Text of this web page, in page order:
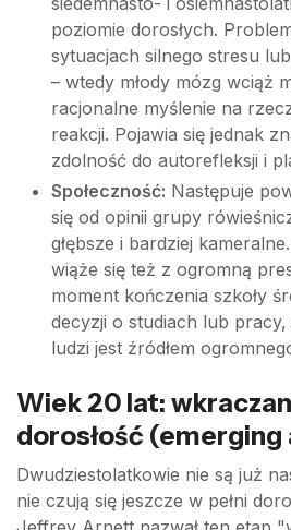
poziomie dorosłych.
sytuacjach silnego stresu
– wtedy młody mózg wciąż
racjonalne myślenie na
reakcji. Pojawia się jednak
zdolność do autorefleksji i
Społeczność: Następuje
się od opinii grupy
głębsze i bardziej
wiąże się też z ogromną
moment kończenia szkoły
decyzji o studiach lub pracy,
ludzi jest źródłem
Wiek 20 lat:
dorosłość
Dwudziestolatkowie nie są już
nie czują się jeszcze w pełni